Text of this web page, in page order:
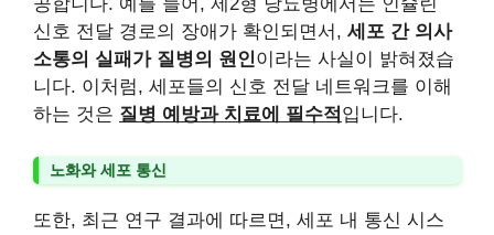
신호 전달 경로의 장애가 확인되면서, 세포 간 의사
소통의 실패가 질병의 원인이라는 사실이 밝혀졌습
니다. 이처럼, 세포들의 신호 전달 네트워크를 이해
하는 것은 질병 예방과 치료에 필수적 입니다.
노화와 세포 통신
또한, 최근 연구 결과에 따르면, 세포 내 통신 시스